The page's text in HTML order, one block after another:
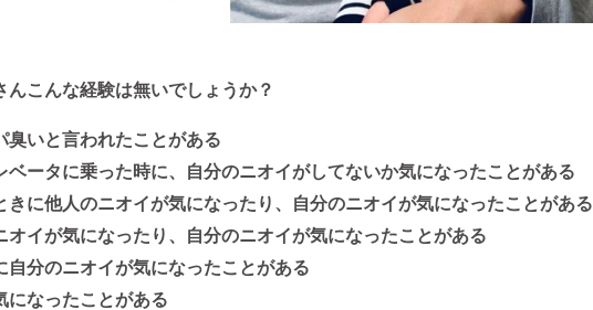
んこんな経験は無いでしょうか？
臭いと言われたことがある
ベータに乗った時に、自分のニオイがしてないか気になったことがある
きに他人のニオイが気になったり、自分のニオイが気になったことがある
オイが気になったり、自分のニオイが気になったことがある
自分のニオイが気になったことがある
になったことがある